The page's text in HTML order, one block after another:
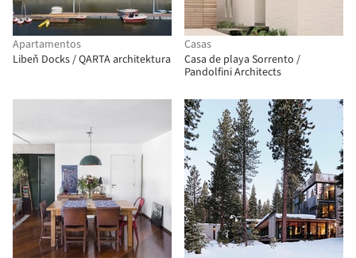
Apartamentos
Libeň Docks / QARTA architektura
Casas
Casa de playa Sorrento /
Pandolfini Architects